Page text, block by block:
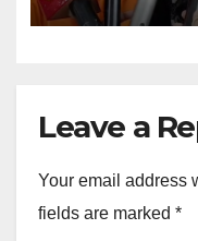
Leave a
Your email address
fields are marked *